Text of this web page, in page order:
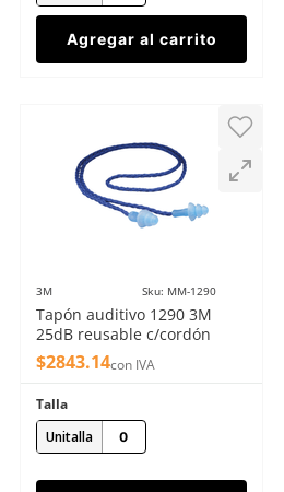
Agregar al carrito
3M Sku: MM-1290
Tapón auditivo 1290 3M
25dB reusable c/cordón
trenzado naranja (100 pzs)
$2843.14con IVA
Talla
Unitalla